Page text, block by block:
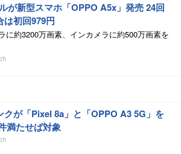
が新型スマホ「OPPO A5x」発売 24回
は初回979円
に約3200万画素、インカメラに約500万画素を
クが「Pixel 8a」と「OPPO A3 5G」を
満たせば対象